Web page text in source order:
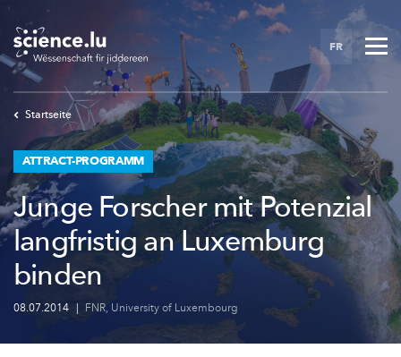
Skip
main
content
FR
Startseite
ATTRACT-PROGRAMM
Junge Forscher mit Potenzial
langfristig an Luxemburg
binden
08.07.2014 | FNR, University of Luxembourg